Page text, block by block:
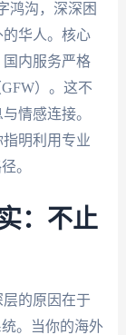
鸿沟，深深困
华人。核心
内服务严格
）。这不
情感连接。
明利用专业
。
：不止
的原因在于
。当你的海外